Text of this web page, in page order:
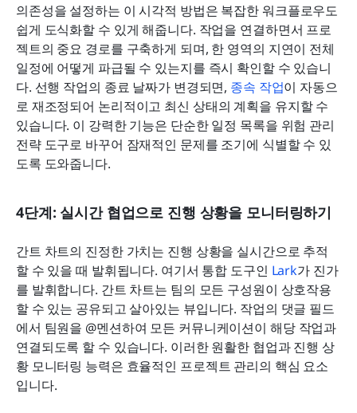
의존성을 설정하는 이 시각적 방법은 복잡한 워크플로우도
쉽게 도식화할 수 있게 해줍니다. 작업을 연결하면서 프로
젝트의 중요 경로를 구축하게 되며, 한 영역의 지연이 전체
일정에 어떻게 파급될 수 있는지를 즉시 확인할 수 있습니
다. 선행 작업의 종료 날짜가 변경되면, 종속 작업이 자동으
로 재조정되어 논리적이고 최신 상태의 계획을 유지할 수
있습니다. 이 강력한 기능은 단순한 일정 목록을 위험 관리
전략 도구로 바꾸어 잠재적인 문제를 조기에 식별할 수 있
도록 도와줍니다.
4단계: 실시간 협업으로 진행 상황을 모니터링하기
간트 차트의 진정한 가치는 진행 상황을 실시간으로 추적
할 수 있을 때 발휘됩니다. 여기서 통합 도구인 Lark가 진가
를 발휘합니다. 간트 차트는 팀의 모든 구성원이 상호작용
할 수 있는 공유되고 살아있는 뷰입니다. 작업의 댓글 필드
에서 팀원을 @멘션하여 모든 커뮤니케이션이 해당 작업과
연결되도록 할 수 있습니다. 이러한 원활한 협업과 진행 상
황 모니터링 능력은 효율적인 프로젝트 관리의 핵심 요소
입니다.